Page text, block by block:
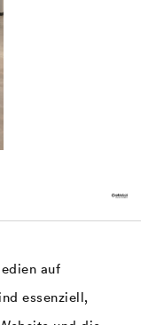
auf
essenziell,